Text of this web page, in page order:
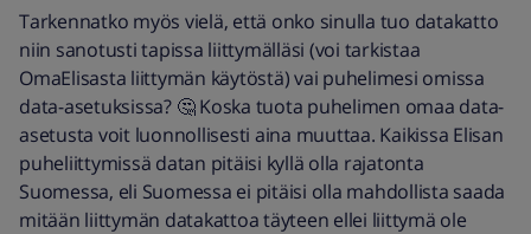
Tarkennatko myös vielä, että onko sinulla tuo datakatto
niin sanotusti tapissa liittymälläsi (voi tarkistaa
OmaElisasta liittymän käytöstä) vai puhelimesi omissa
data-asetuksissa? 🤔 Koska tuota puhelimen omaa data-
asetusta voit luonnollisesti aina muuttaa. Kaikissa Elisan
puheliittymissä datan pitäisi kyllä olla rajatonta
Suomessa, eli Suomessa ei pitäisi olla mahdollista saada
mitään liittymän datakattoa täyteen ellei liittymä ole